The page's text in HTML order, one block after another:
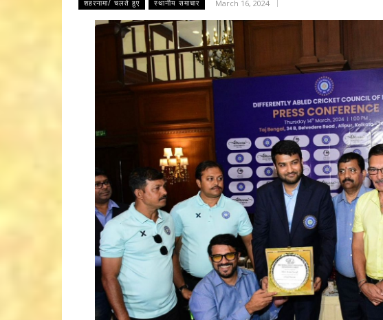
शहरनामा/ चलते हुए स्थानीय समाचार March 16, 2024